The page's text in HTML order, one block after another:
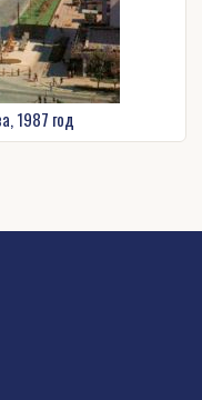
1987 год